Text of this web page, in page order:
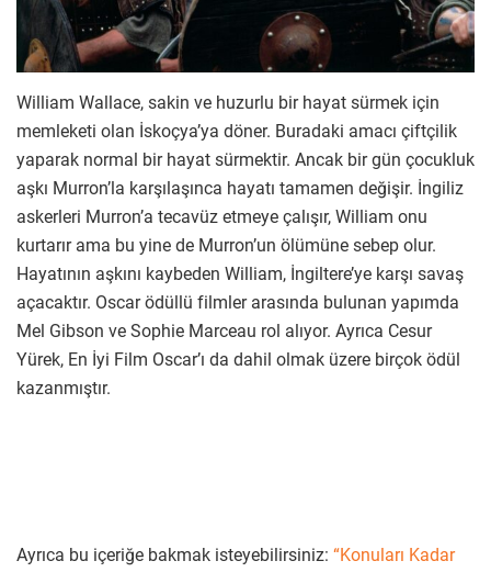
William Wallace, sakin ve huzurlu bir hayat sürmek için
memleketi olan İskoçya’ya döner. Buradaki amacı çiftçilik
yaparak normal bir hayat sürmektir. Ancak bir gün çocukluk
aşkı Murron’la karşılaşınca hayatı tamamen değişir. İngiliz
askerleri Murron’a tecavüz etmeye çalışır, William onu
kurtarır ama bu yine de Murron’un ölümüne sebep olur.
Hayatının aşkını kaybeden William, İngiltere’ye karşı savaş
açacaktır. Oscar ödüllü filmler arasında bulunan yapımda
Mel Gibson ve Sophie Marceau rol alıyor. Ayrıca Cesur
Yürek, En İyi Film Oscar’ı da dahil olmak üzere birçok ödül
kazanmıştır.
Ayrıca bu içeriğe bakmak isteyebilirsiniz: “Konuları Kadar